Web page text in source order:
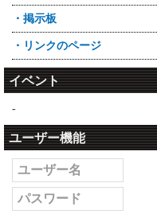
・掲示板
・リンクのページ
イベント
-
ユーザー機能